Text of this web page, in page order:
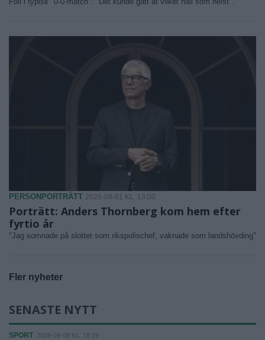
PERSONPORTRÄTT 2026-08-01 KL. 13:00
Porträtt: Anders Thornberg kom hem efter
fyrtio år
"Jag somnade på slottet som rikspolischef, vaknade som landshövding"
Fler nyheter
SENASTE NYTT
SPORT 2026-08-08 KL. 18:19